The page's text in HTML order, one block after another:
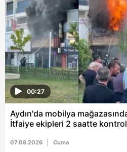
00:27
Aydın'da mobilya
İtfaiye ekipleri 2 saatte kontrol
07.08.2026 Cuma